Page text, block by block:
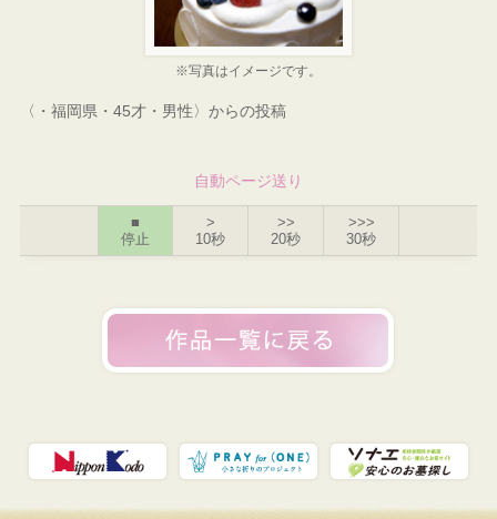
※写真はイメージです。
〈・福岡県・45才・男性〉からの投稿
自動ページ送り
■
停止
>
10秒
>>
20秒
>>>
30秒